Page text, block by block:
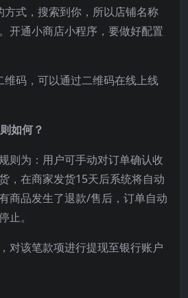
方式，搜索到你，所以店铺名称
开通小商店小程序，要做好配置
码，可以通过二维码在线上线
如何？
则为：用户可手动对订单确认收
，在商家发货15天后系统将自动
商品发生了退款/售后，订单自动
止。
对该笔款项进行提现至银行账户